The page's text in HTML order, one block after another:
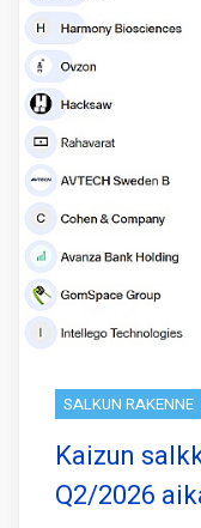
SALKUN RAKENNE
Kaizun
Q2/2026